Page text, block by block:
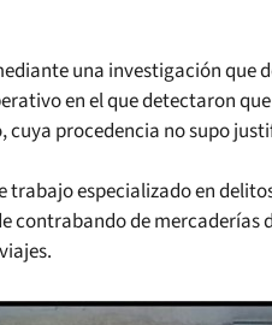
una investigación que
en el que detectaron
cuya procedencia no supo
trabajo especializado en
contrabando de